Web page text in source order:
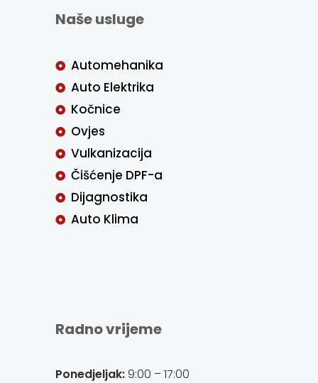
Naše usluge
Automehanika
Auto Elektrika
Kočnice
Ovjes
Vulkanizacija
Čišćenje DPF-a
Dijagnostika
Auto Klima
Radno vrijeme
Ponedjeljak:9:00 – 17:00